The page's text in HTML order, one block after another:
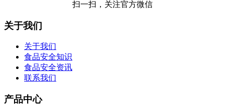
扫一扫，关注官方微信
关于我们
关于我们
食品安全知识
食品安全资讯
联系我们
产品中心